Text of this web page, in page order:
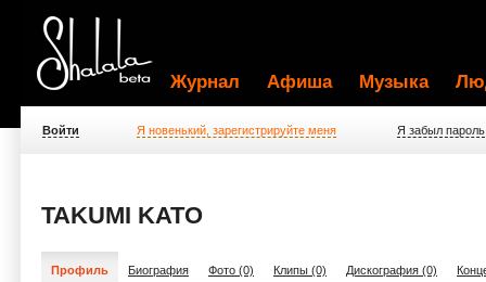
Журнал Афиша Музыка
Войти Я новенький, зарегистрируйте меня Я забыл пароль
TAKUMI KATO
Профиль Биография Фото (0) Клипы (0) Дискография (0)